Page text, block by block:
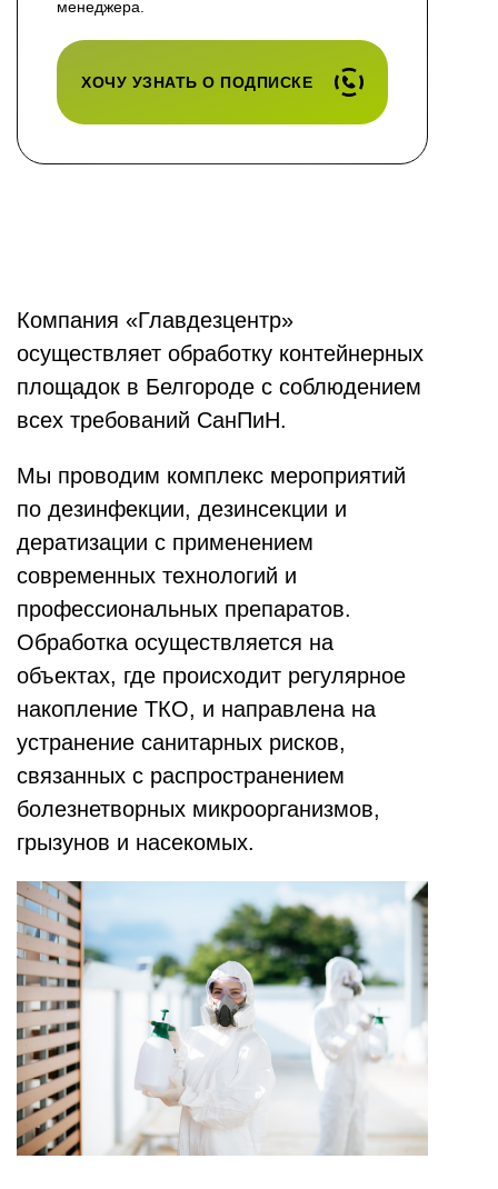
менеджера.
ХОЧУ УЗНАТЬ О ПОДПИСКЕ
Компания «Главдезцентр»
осуществляет обработку контейнерных
площадок в Белгороде с соблюдением
всех требований СанПиН.
Мы проводим комплекс мероприятий
по дезинфекции, дезинсекции и
дератизации с применением
современных технологий и
профессиональных препаратов.
Обработка осуществляется на
объектах, где происходит регулярное
накопление ТКО, и направлена на
устранение санитарных рисков,
связанных с распространением
болезнетворных микроорганизмов,
грызунов и насекомых.